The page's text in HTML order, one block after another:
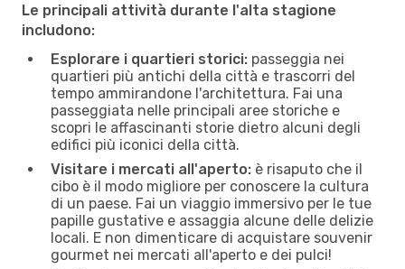
Le principali attività durante l'alta stagione
includono:
Esplorare i quartieri storici: passeggia nei
quartieri più antichi della città e trascorri del
tempo ammirandone l'architettura. Fai una
passeggiata nelle principali aree storiche e
scopri le affascinanti storie dietro alcuni degli
edifici più iconici della città.
Visitare i mercati all'aperto: è risaputo che il
cibo è il modo migliore per conoscere la cultura
di un paese. Fai un viaggio immersivo per le tue
papille gustative e assaggia alcune delle delizie
locali. E non dimenticare di acquistare souvenir
gourmet nei mercati all'aperto e dei pulci!